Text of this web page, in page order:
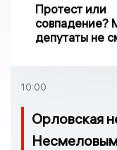
Протест или
совпадение?
депутаты не
10:00
Орловская